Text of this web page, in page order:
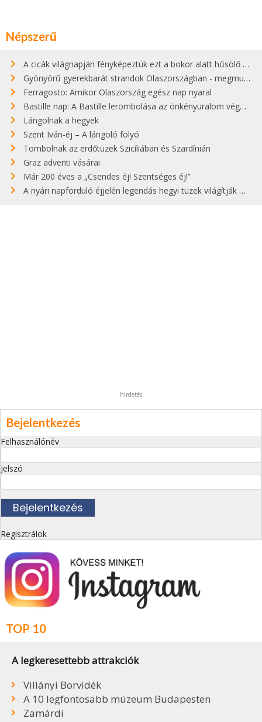
Népszerű
A cicák világnapján fényképeztük ezt a bokor alatt hűsölő cicát Kisorosziban
Gyönyörű gyerekbarát strandok Olaszországban - megmutatjuk a 15 legjobbat
Ferragosto: Amikor Olaszország egész nap nyaral
Bastille nap: A Bastille lerombolása az önkényuralom végét jelentette
Lángolnak a hegyek
Szent Iván-éj – A lángoló folyó
Tombolnak az erdőtüzek Szicíliában és Szardínián
Graz adventi vásárai
Már 200 éves a „Csendes éj! Szentséges éj!”
A nyári napforduló éjjelén legendás hegyi tüzek világítják meg Zugspitzét
hirdetés
Bejelentkezés
Felhasználónév
Jelszó
Regisztrálok
TOP 10
A legkeresettebb attrakciók
Villányi Borvidék
A 10 legfontosabb múzeum Budapesten
Zamárdi